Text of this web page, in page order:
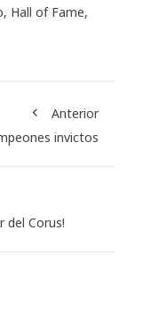
, Hall of Fame,
Anterior
invictos
del Corus!